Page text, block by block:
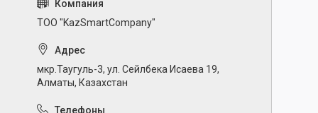
ТОО "KazSmartCompany"
мкр.Таугуль-3, ул. Сейлбека Исаева 19,
Алматы, Казахстан